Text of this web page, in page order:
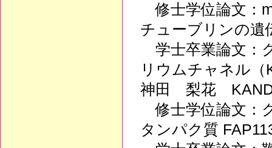
修士学位論文：
チューブリンの遺
学士卒業論文：
リウムチャネル（
神田 梨花
修士学位論文：
タンパク質